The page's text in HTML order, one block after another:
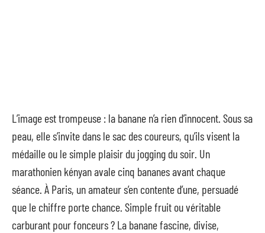
L’image est trompeuse : la banane n’a rien d’innocent. Sous sa
peau, elle s’invite dans le sac des coureurs, qu’ils visent la
médaille ou le simple plaisir du jogging du soir. Un
marathonien kényan avale cinq bananes avant chaque
séance. À Paris, un amateur s’en contente d’une, persuadé
que le chiffre porte chance. Simple fruit ou véritable
carburant pour fonceurs ? La banane fascine, divise,